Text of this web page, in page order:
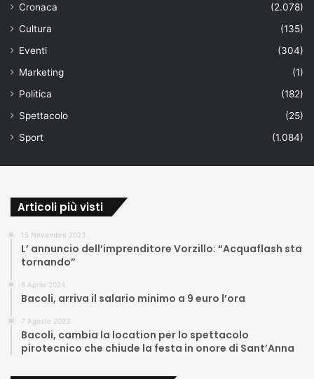
Cronaca
(2.078)
Cultura
(135)
Eventi
(304)
Marketing
(1)
Politica
(182)
Spettacolo
(25)
Sport
(1.084)
Articoli più visti
15 Novembre 2023
L’ annuncio dell’imprenditore Vorzillo: “Acquaflash sta
tornando”
8 Aprile 2024
Bacoli, arriva il salario minimo a 9 euro l’ora
7 Agosto 2023
Bacoli, cambia la location per lo spettacolo
pirotecnico che chiude la festa in onore di Sant’Anna